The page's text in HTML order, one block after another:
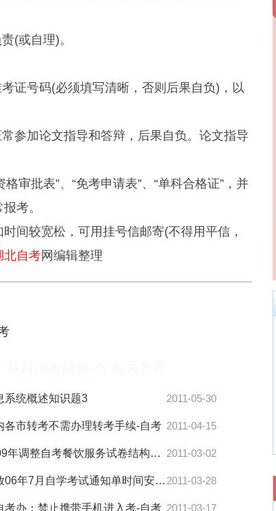
(或自理)。
号码(必须填写清晰，否则后果自负)，以
加论文指导和答辩，后果自负。论文指导
批表”、“免考申请表”、“单科合格证”，并
考。
较宽松，可用挂号信邮寄(不得用平信，
北自考网编辑整理
系统概述知识题3 2011-05-30
各市转考不需办理转考手续-自考 2011-04-15
全国2009年调整自考餐饮服务试卷结构通知-自考 2011-03-02
合肥发放06年7月自学考试通知单时间安排-自考 2011-03-28
考办：禁止携带手机进入考-自考 2011-03-17